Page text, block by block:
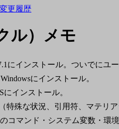
変更履歴
ル）メモ
にインストール。ついでにユ
にインストール。
にインストール。
特殊な状況、引用符、マテリ
のコマンド・システム変数・環